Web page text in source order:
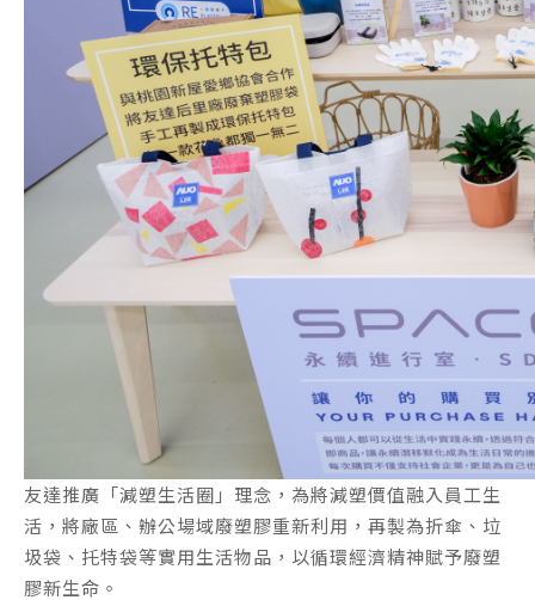
友達推廣「減塑生活圈」理念，為將減塑價值融入員工生
活，將廠區、辦公場域廢塑膠重新利用，再製為折傘、垃
圾袋、托特袋等實用生活物品，以循環經濟精神賦予廢塑
膠新生命。